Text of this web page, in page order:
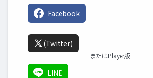
Facebook
(Twitter)
またはPlayer版
LINE